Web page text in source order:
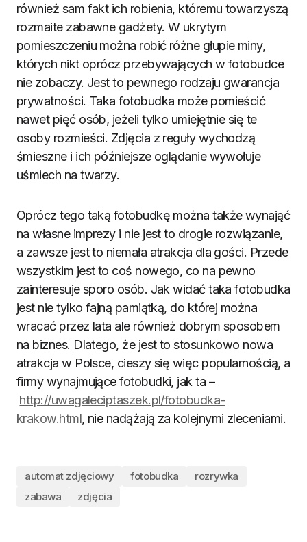
również sam fakt ich robienia, któremu towarzyszą
rozmaite zabawne gadżety. W ukrytym
pomieszczeniu można robić różne głupie miny,
których nikt oprócz przebywających w fotobudce
nie zobaczy. Jest to pewnego rodzaju gwarancja
prywatności. Taka fotobudka może pomieścić
nawet pięć osób, jeżeli tylko umiejętnie się te
osoby rozmieści. Zdjęcia z reguły wychodzą
śmieszne i ich późniejsze oglądanie wywołuje
uśmiech na twarzy.
Oprócz tego taką fotobudkę można także wynająć
na własne imprezy i nie jest to drogie rozwiązanie,
a zawsze jest to niemała atrakcja dla gości. Przede
wszystkim jest to coś nowego, co na pewno
zainteresuje sporo osób. Jak widać taka fotobudka
jest nie tylko fajną pamiątką, do której można
wracać przez lata ale również dobrym sposobem
na biznes. Dlatego, że jest to stosunkowo nowa
atrakcja w Polsce, cieszy się więc popularnością, a
firmy wynajmujące fotobudki, jak ta –
http://uwagaleciptaszek.pl/fotobudka-
krakow.html, nie nadążają za kolejnymi zleceniami.
automat zdjęciowy fotobudka
rozrywka
zabawa
zdjęcia